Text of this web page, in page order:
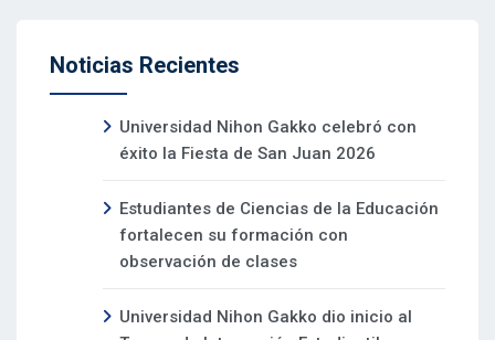
Noticias Recientes
Universidad Nihon Gakko celebró con
éxito la Fiesta de San Juan 2026
Estudiantes de Ciencias de la Educación
fortalecen su formación con
observación de clases
Universidad Nihon Gakko dio inicio al